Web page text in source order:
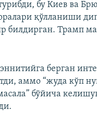
360p
бу Киев ва
қўлланиши
Трамп
берган
аммо “жуда кўп
бўйича